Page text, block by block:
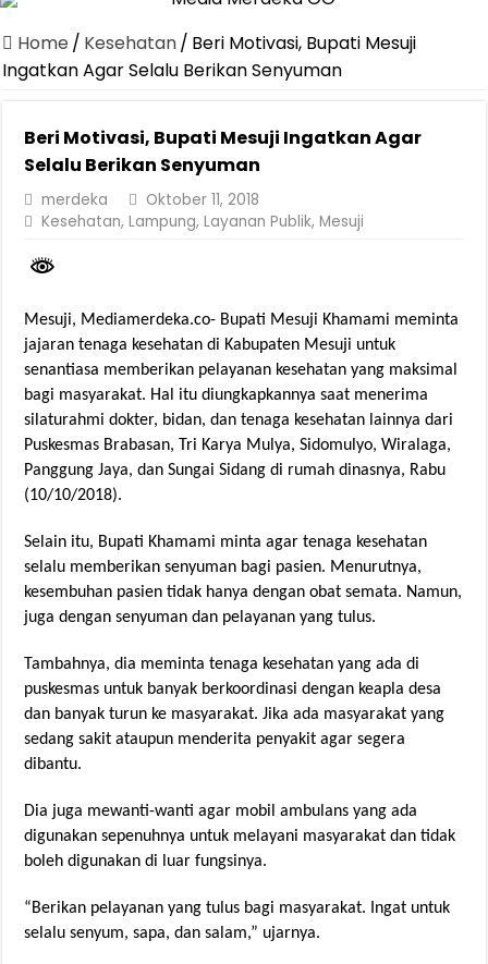
Canangkan Desa TAPIS dan Luncurkan Sekolah Lansia di
Pemprov Lampung Berhasil Kendalikan Inflasi, Jadi Provinsi
Dirut Jasa Raharja Dampingi Wamenhub Tinjau Penanganan
Pastikan Pelayanan Maksimal, Direksi Jasa Raharja Tinjau Korban
Dirut Jasa Raharja Dampingi Wamenhub Tinjau Penanganan
Purnama Wulan Sari Mirza Buka SiSeSa Roadshow Lampung
Home / Kesehatan/ Beri Motivasi, Bupati Mesuji
Ingatkan Agar Selalu Berikan Senyuman
Beri Motivasi, Bupati Mesuji Ingatkan Agar
Selalu Berikan Senyuman
merdeka
Oktober 11, 2018
Kesehatan,Lampung,Layanan Publik,Mesuji
Mesuji, Mediamerdeka.co- Bupati Mesuji Khamami meminta
jajaran tenaga kesehatan di Kabupaten Mesuji untuk
senantiasa memberikan pelayanan kesehatan yang maksimal
bagi masyarakat. Hal itu diungkapkannya saat menerima
silaturahmi dokter, bidan, dan tenaga kesehatan lainnya dari
Puskesmas Brabasan, Tri Karya Mulya, Sidomulyo, Wiralaga,
Panggung Jaya, dan Sungai Sidang di rumah dinasnya, Rabu
(10/10/2018).
Selain itu, Bupati Khamami minta agar tenaga kesehatan
selalu memberikan senyuman bagi pasien. Menurutnya,
kesembuhan pasien tidak hanya dengan obat semata. Namun,
juga dengan senyuman dan pelayanan yang tulus.
Tambahnya, dia meminta tenaga kesehatan yang ada di
puskesmas untuk banyak berkoordinasi dengan keapla desa
dan banyak turun ke masyarakat. Jika ada masyarakat yang
sedang sakit ataupun menderita penyakit agar segera
dibantu.
Dia juga mewanti-wanti agar mobil ambulans yang ada
digunakan sepenuhnya untuk melayani masyarakat dan tidak
boleh digunakan di luar fungsinya.
“Berikan pelayanan yang tulus bagi masyarakat. Ingat untuk
selalu senyum, sapa, dan salam,” ujarnya.